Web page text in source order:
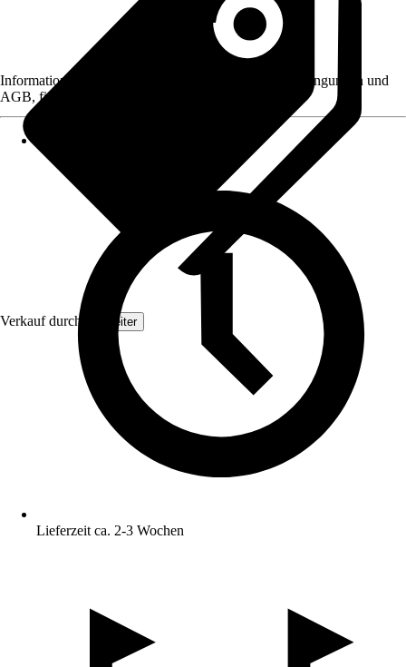
Verkauf durch: Topleiter
Informationen des Verkäufers, wie z. B. Rückgabebedingungen und
AGB, finden Sie bei Klick auf den Verkäufernamen.
Lieferzeit ca. 2-3 Wochen